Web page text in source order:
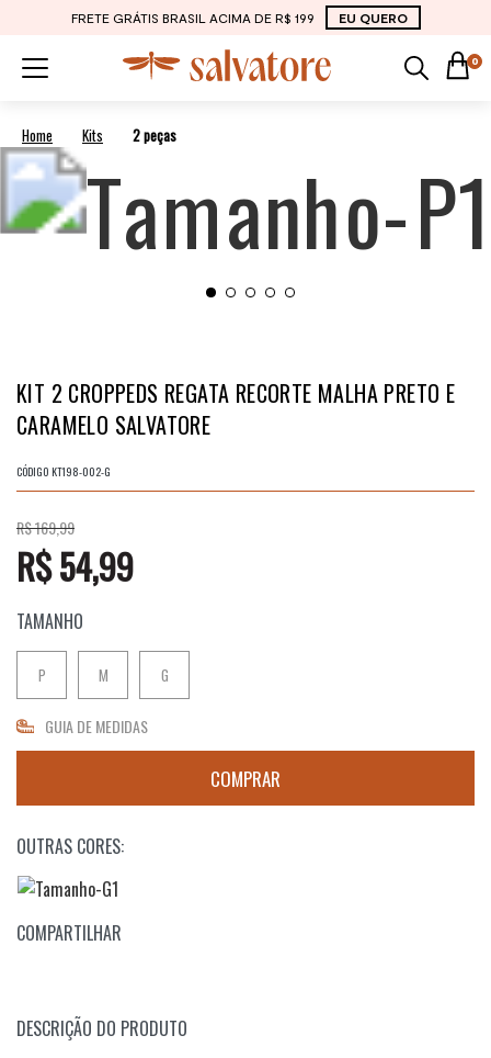
FRETE GRÁTIS BRASIL ACIMA DE R$ 199 EU QUERO
0
Kits 2 peças
KIT 2 CROPPEDS REGATA RECORTE MALHA PRETO E
CARAMELO SALVATORE
CÓDIGO KT198-002-G
R$ 169,99
R$ 54,99
TAMANHO
P M G
GUIA DE MEDIDAS
OUTRAS CORES:
COMPARTILHAR
DESCRIÇÃO DO PRODUTO